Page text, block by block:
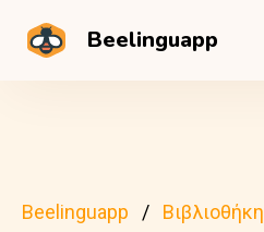
Beelinguapp
Beelinguapp Βιβλιοθήκη